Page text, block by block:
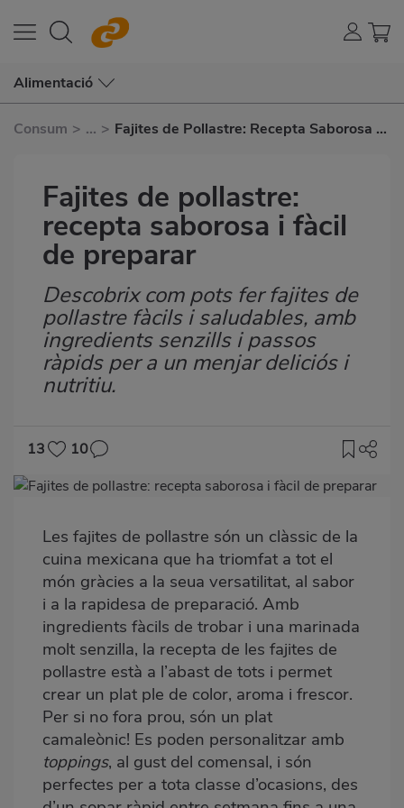
Alimentació
Consum > ... > Fajites de Pollastre: Recepta Saborosa I
Fajites de pollastre:
recepta saborosa i fàcil
de preparar
Subtítulo
Descobrix com pots fer fajites de
pollastre fàcils i saludables, amb
ingredients senzills i passos
ràpids per a un menjar deliciós i
nutritiu.
13
10
Imagen
Body
Les fajites de pollastre són un clàssic de la
cuina mexicana que ha triomfat a tot el
món gràcies a la seua versatilitat, al sabor
i a la rapidesa de preparació. Amb
ingredients fàcils de trobar i una marinada
molt senzilla, la recepta de les fajites de
pollastre està a l’abast de tots i permet
crear un plat ple de color, aroma i frescor.
Per si no fora prou, són un plat
camaleònic! Es poden personalitzar amb
toppings, al gust del comensal, i són
perfectes per a tota classe d’ocasions, des